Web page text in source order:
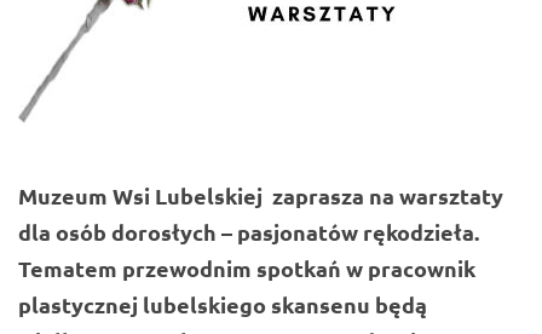
Muzeum Wsi Lubelskiej zaprasza na warsztaty
dla osób dorosłych – pasjonatów rękodzieła.
Tematem przewodnim spotkań w pracownik
plastycznej lubelskiego skansenu będą